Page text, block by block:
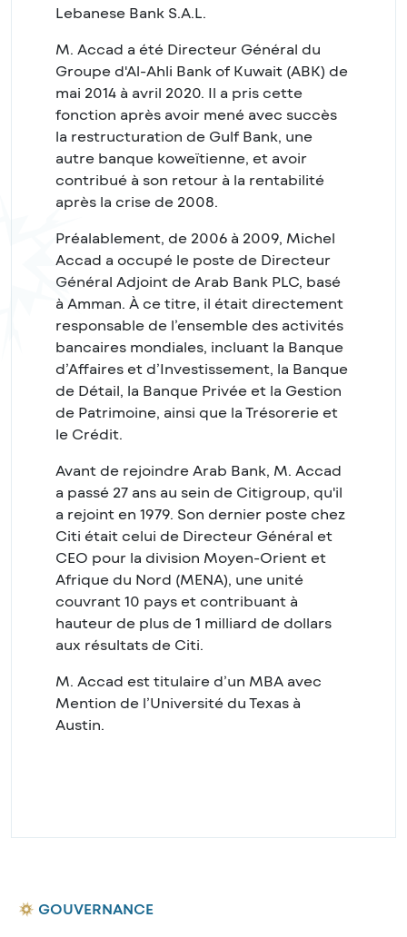
Lebanese Bank S.A.L.
M. Accad a été Directeur Général du
Groupe d'Al-Ahli Bank of Kuwait (ABK) de
mai 2014 à avril 2020. Il a pris cette
fonction après avoir mené avec succès
la restructuration de Gulf Bank, une
autre banque koweïtienne, et avoir
contribué à son retour à la rentabilité
après la crise de 2008.
Préalablement, de 2006 à 2009, Michel
Accad a occupé le poste de Directeur
Général Adjoint de Arab Bank PLC, basé
à Amman. À ce titre, il était directement
responsable de l’ensemble des activités
bancaires mondiales, incluant la Banque
d’Affaires et d’Investissement, la Banque
de Détail, la Banque Privée et la Gestion
de Patrimoine, ainsi que la Trésorerie et
le Crédit.
Avant de rejoindre Arab Bank, M. Accad
a passé 27 ans au sein de Citigroup, qu'il
a rejoint en 1979. Son dernier poste chez
Citi était celui de Directeur Général et
CEO pour la division Moyen-Orient et
Afrique du Nord (MENA), une unité
couvrant 10 pays et contribuant à
hauteur de plus de 1 milliard de dollars
aux résultats de Citi.
M. Accad est titulaire d’un MBA avec
Mention de l’Université du Texas à
Austin.
GOUVERNANCE